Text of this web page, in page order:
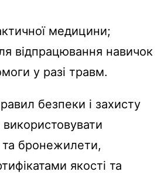
медицини;
відпрацювання навичок
у разі травм.
безпеки і захисту
та бронежилети,
якості та